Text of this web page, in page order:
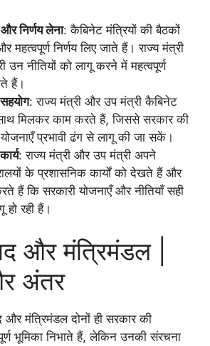
और निर्णय लेना: कैबिनेट मंत्रियों की बैठकों
महत्वपूर्ण निर्णय लिए जाते हैं। राज्य मंत्री
उन नीतियों को लागू करने में महत्वपूर्ण
हैं।
: राज्य मंत्री और उप मंत्री कैबिनेट
मिलकर काम करते हैं, जिससे सरकार की
प्रभावी ढंग से लागू की जा सकें।
: राज्य मंत्री और उप मंत्री अपने
के प्रशासनिक कार्यों को देखते हैं और
हैं कि सरकारी योजनाएँ और नीतियाँ सही
रही हैं।
और मंत्रिमंडल |
अंतर
और मंत्रिमंडल दोनों ही सरकार की
भूमिका निभाते हैं, लेकिन उनकी संरचना